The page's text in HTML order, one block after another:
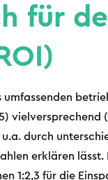
für
umfassenden
vielversprechend
durch
erklären
1:2,3 für die